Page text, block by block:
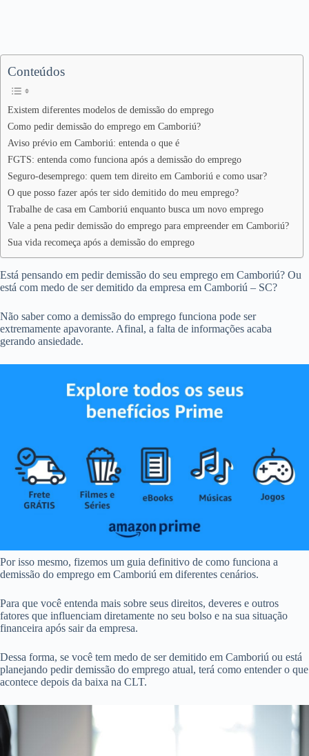
Conteúdos
Existem diferentes modelos de demissão do emprego
Como pedir demissão do emprego em Camboriú?
Aviso prévio em Camboriú: entenda o que é
FGTS: entenda como funciona após a demissão do emprego
Seguro-desemprego: quem tem direito em Camboriú e como usar?
O que posso fazer após ter sido demitido do meu emprego?
Trabalhe de casa em Camboriú enquanto busca um novo emprego
Vale a pena pedir demissão do emprego para empreender em Camboriú?
Sua vida recomeça após a demissão do emprego
Está pensando em pedir demissão do seu emprego em Camboriú? Ou
está com medo de ser demitido da empresa em Camboriú – SC?
Não saber como a demissão do emprego funciona pode ser
extremamente apavorante. Afinal, a falta de informações acaba
gerando ansiedade.
Por isso mesmo, fizemos um guia definitivo de como funciona a
demissão do emprego em Camboriú em diferentes cenários.
Para que você entenda mais sobre seus direitos, deveres e outros
fatores que influenciam diretamente no seu bolso e na sua situação
financeira após sair da empresa.
Dessa forma, se você tem medo de ser demitido em Camboriú ou está
planejando pedir demissão do emprego atual, terá como entender o que
acontece depois da baixa na CLT.